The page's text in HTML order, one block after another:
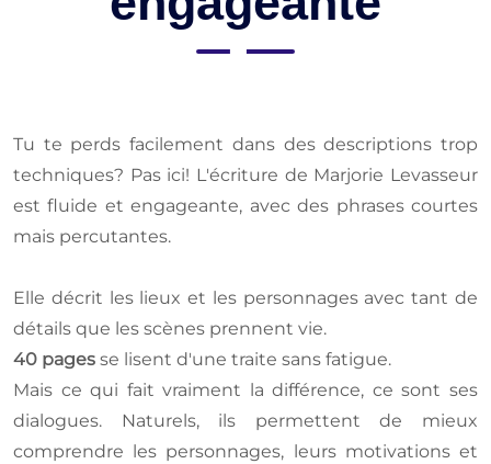
Tu te perds facilement dans des descriptions trop
techniques? Pas ici! L'écriture de Marjorie Levasseur
est fluide et engageante, avec des phrases courtes
mais percutantes.
Elle décrit les lieux et les personnages avec tant de
détails que les scènes prennent vie.
40 pages se lisent d'une traite sans fatigue.
Mais ce qui fait vraiment la différence, ce sont ses
dialogues. Naturels, ils permettent de mieux
comprendre les personnages, leurs motivations et